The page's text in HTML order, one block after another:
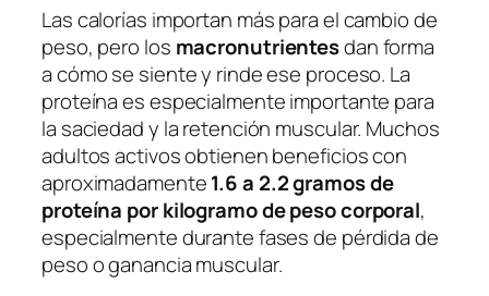
Las calorías importan más para el cambio de
peso, pero los macronutrientesdan forma
a cómo se siente y rinde ese proceso. La
proteína es especialmente importante para
la saciedad y la retención muscular. Muchos
adultos activos obtienen beneficios con
aproximadamente1.6 a 2.2 gramos de
proteína por kilogramo de peso corporal,
especialmente durante fases de pérdida de
peso o ganancia muscular.